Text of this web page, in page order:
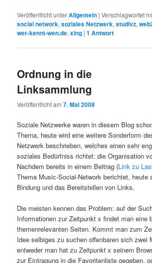
Veröffentlicht unterAllgemein |Verschlagwortet
social network,soziales Netzwerk,studivz,
wer-kennt-wen.de,xing |1 Antwort
Ordnung in die
Linksammlung
Veröffentlicht am7. Mai 2008
Soziale Netzwerke waren in diesem Blog
Thema, heute wird eine weitere Sonderform
Netzwerk beschrieben, welches einen sehr
soziales Bedürfniss richtet: die Organisation
Nachdem bereits in einem Beitrag (Link zu
Thema Music-Social-Network berichtet, heute
Bindung und das Bereitstellen von Links.
Die meisten kennen das Problem: auf der
Informationen zur Zeitpunkt x findet man eine
themenrelevanten Seiten. Kommt man zum
Idee selbiges zu suchen offenbaren sich zwei
entweder man hat zu Zeitpunkt x seinem
zur Eintragung in die Favoritenliste gegeben,